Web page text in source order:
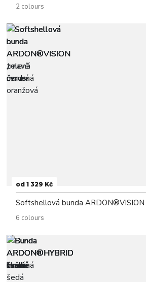
2 colours
od 1 329 Kč
Softshellová bunda ARDON®VISION
6 colours